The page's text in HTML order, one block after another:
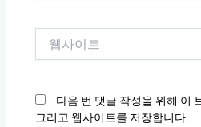
다음 번 댓글 작성을 위해 이
그리고 웹사이트를 저장합니다.